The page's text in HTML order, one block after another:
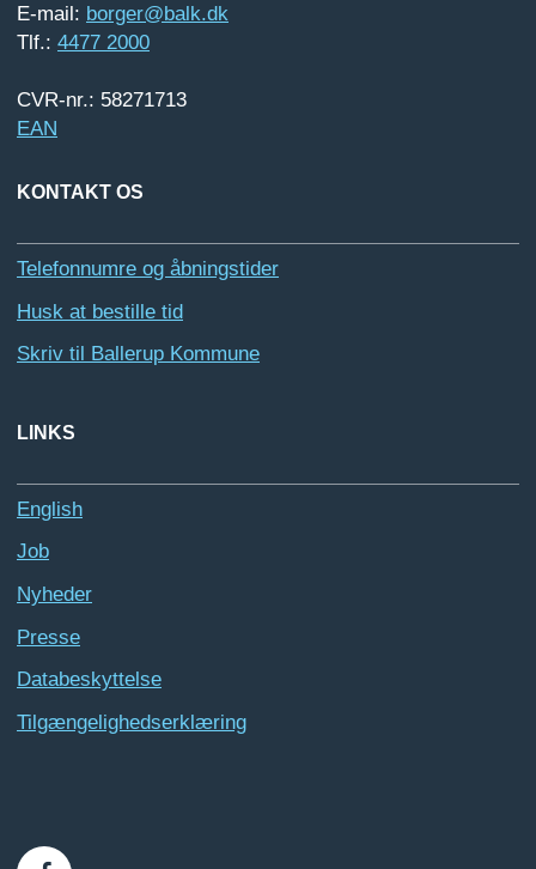
E-mail: borger@balk.dk
Tlf.: 4477 2000
CVR-nr.: 58271713
EAN
KONTAKT OS
Telefonnumre og åbningstider
Husk at bestille tid
Skriv til Ballerup Kommune
LINKS
English
Job
Nyheder
Presse
Databeskyttelse
Tilgængelighedserklæring